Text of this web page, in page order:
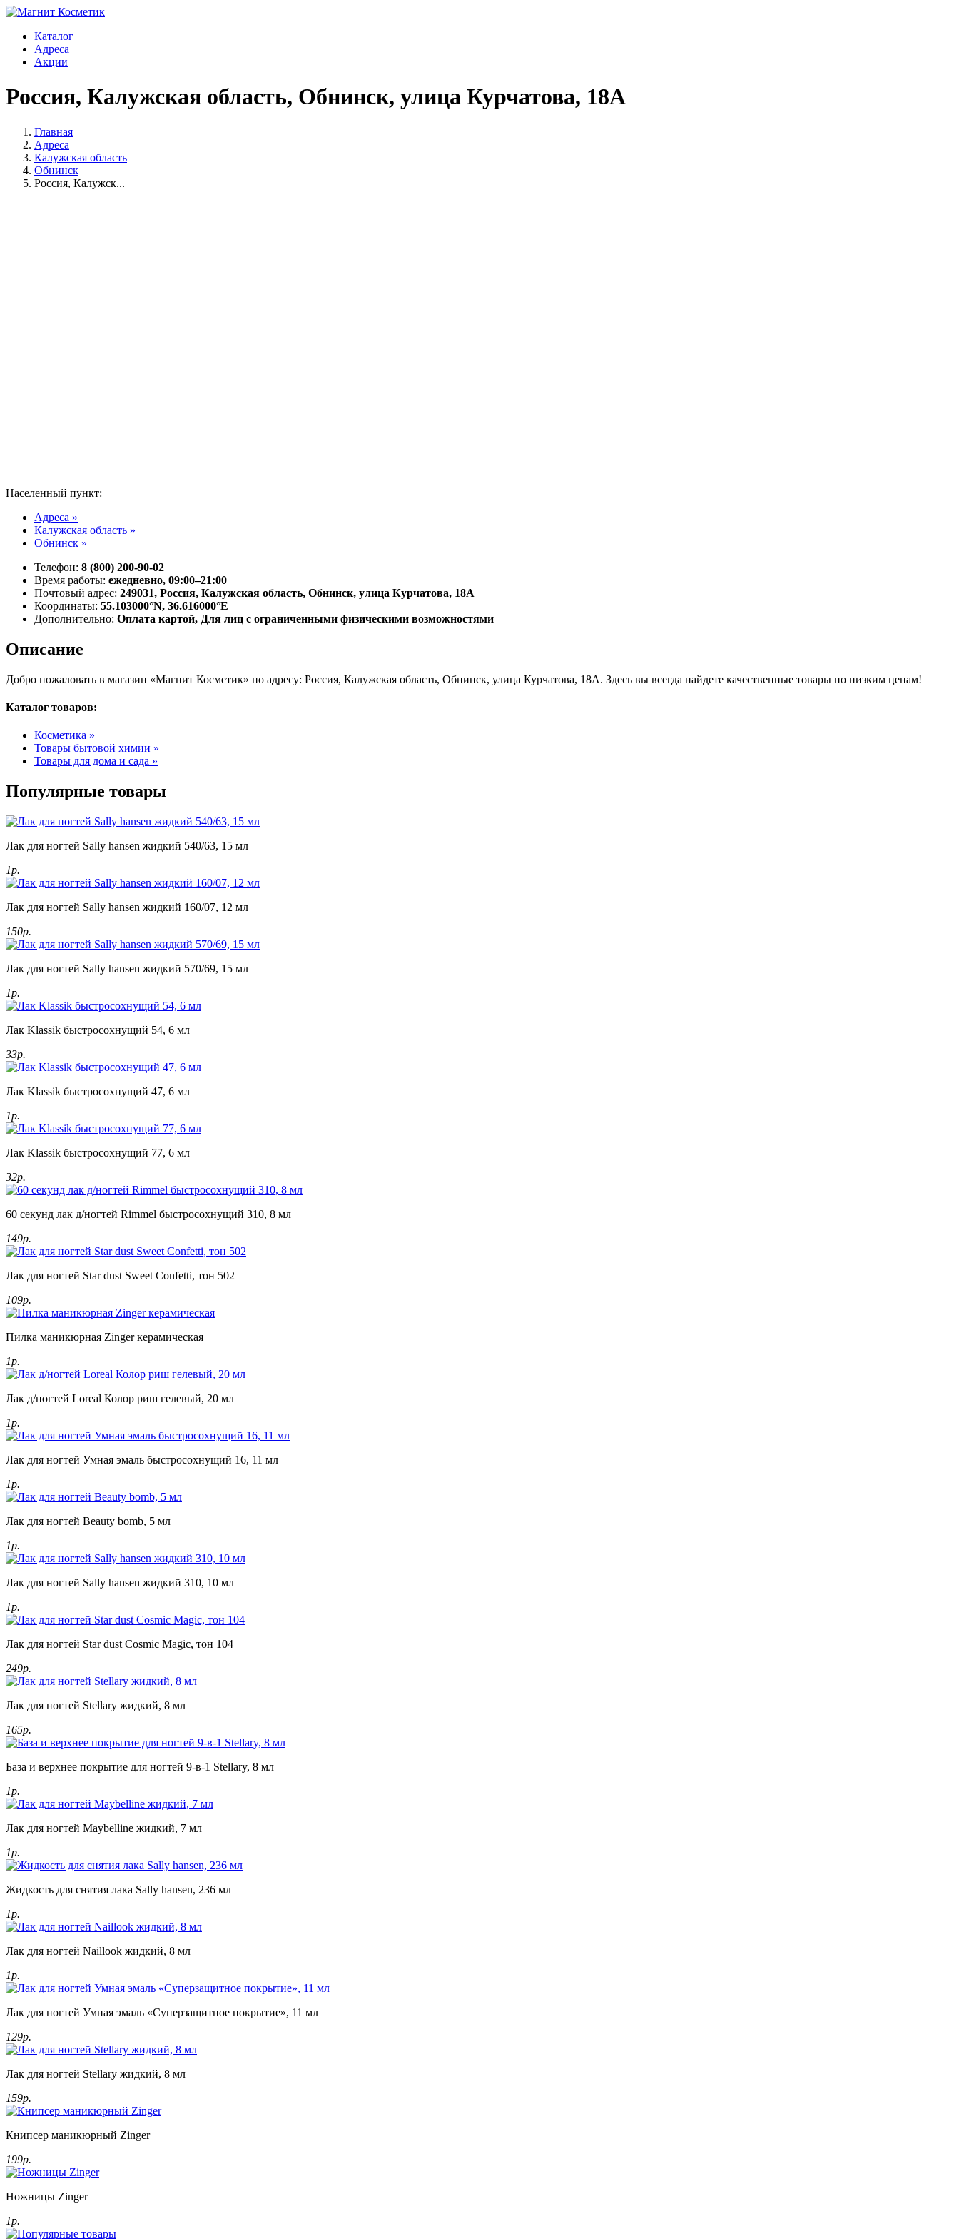
Каталог
Адреса
Акции
Россия, Калужская область, Обнинск, улица Курчатова, 18А
Главная
Адреса
Калужская область
Обнинск
Россия, Калужск...
Населенный пункт:
Адреса »
Калужская область »
Обнинск »
Телефон: 8 (800) 200-90-02
Время работы: ежедневно, 09:00–21:00
Почтовый адрес: 249031, Россия, Калужская область, Обнинск, улица Курчатова, 18А
Координаты: 55.103000°N, 36.616000°E
Дополнительно: Оплата картой, Для лиц с ограниченными физическими возможностями
Описание
Добро пожаловать в магазин «Магнит Косметик» по адресу: Россия, Калужская область, Обнинск, улица Курчатова, 18А. Здесь вы всегда найдете качественные товары по низким ценам!
Каталог товаров:
Косметика »
Товары бытовой химии »
Товары для дома и сада »
Популярные товары
Лак для ногтей Sally hansen жидкий 540/63, 15 мл
1р.
Лак для ногтей Sally hansen жидкий 160/07, 12 мл
150р.
Лак для ногтей Sally hansen жидкий 570/69, 15 мл
1р.
Лак Klassik быстросохнущий 54, 6 мл
33р.
Лак Klassik быстросохнущий 47, 6 мл
1р.
Лак Klassik быстросохнущий 77, 6 мл
32р.
60 секунд лак д/ногтей Rimmel быстросохнущий 310, 8 мл
149р.
Лак для ногтей Star dust Sweet Confetti, тон 502
109р.
Пилка маникюрная Zinger керамическая
1р.
Лак д/ногтей Loreal Колор риш гелевый, 20 мл
1р.
Лак для ногтей Умная эмаль быстросохнущий 16, 11 мл
1р.
Лак для ногтей Beauty bomb, 5 мл
1р.
Лак для ногтей Sally hansen жидкий 310, 10 мл
1р.
Лак для ногтей Star dust Cosmic Magic, тон 104
249р.
Лак для ногтей Stellary жидкий, 8 мл
165р.
База и верхнее покрытие для ногтей 9-в-1 Stellary, 8 мл
1р.
Лак для ногтей Maybelline жидкий, 7 мл
1р.
Жидкость для снятия лака Sally hansen, 236 мл
1р.
Лак для ногтей Naillook жидкий, 8 мл
1р.
Лак для ногтей Умная эмаль «Суперзащитное покрытие», 11 мл
129р.
Лак для ногтей Stellary жидкий, 8 мл
159р.
Книпсер маникюрный Zinger
199р.
Ножницы Zinger
1р.